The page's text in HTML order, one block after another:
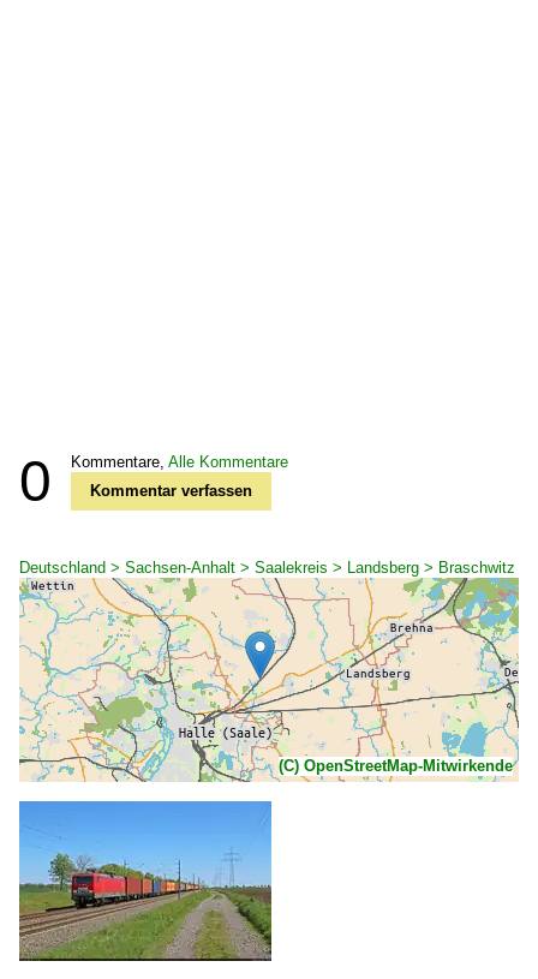
0 Kommentare, Alle Kommentare
Kommentar verfassen
Deutschland > Sachsen-Anhalt > Saalekreis > Landsberg > Braschwitz
(C) OpenStreetMap-Mitwirkende